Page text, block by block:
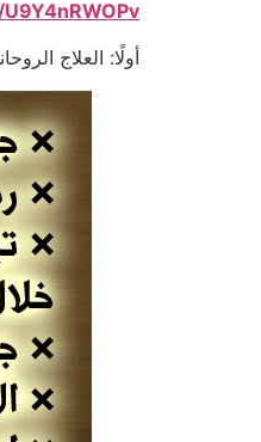
أولًا: العلاج